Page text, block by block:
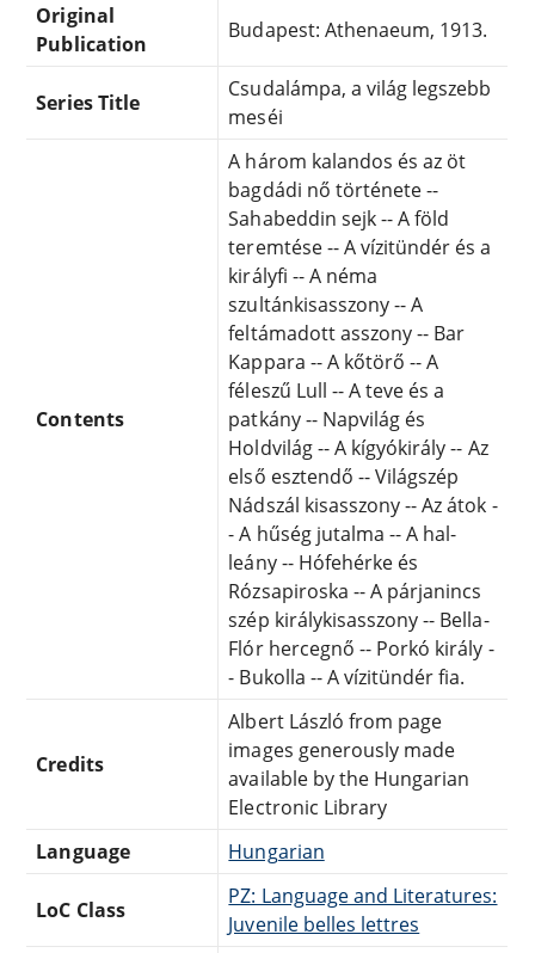
Original
Publication
Budapest: Athenaeum, 1913.
Series Title
Csudalámpa, a világ legszebb
meséi
Contents
A három kalandos és az öt
bagdádi nő története --
Sahabeddin sejk -- A föld
teremtése -- A vízitündér és a
királyfi -- A néma
szultánkisasszony -- A
feltámadott asszony -- Bar
Kappara -- A kőtörő -- A
féleszű Lull -- A teve és a
patkány -- Napvilág és
Holdvilág -- A kígyókirály -- Az
első esztendő -- Világszép
Nádszál kisasszony -- Az átok -
- A hűség jutalma -- A hal-
leány -- Hófehérke és
Rózsapiroska -- A párjanincs
szép királykisasszony -- Bella-
Flór hercegnő -- Porkó király -
- Bukolla -- A vízitündér fia.
Credits
Albert László from page
images generously made
available by the Hungarian
Electronic Library
Language
Hungarian
LoC Class
PZ: Language and Literatures:
Juvenile belles lettres